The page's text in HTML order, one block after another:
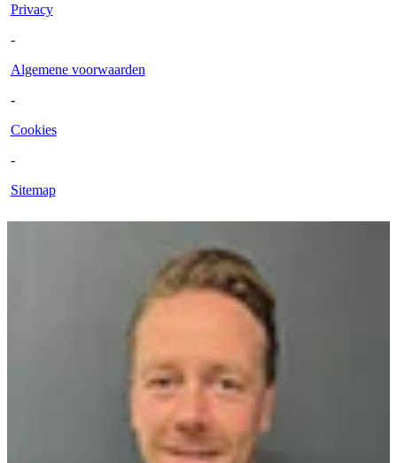
Privacy
-
Algemene voorwaarden
-
Cookies
-
Sitemap